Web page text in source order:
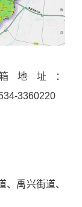
地址：
3360220
禹兴街道、